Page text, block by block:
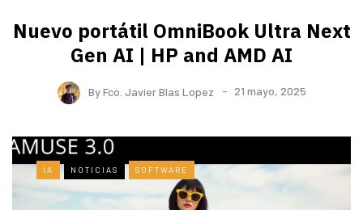
Nuevo portátil OmniBook Ultra ​Next
Gen AI | HP and AMD AI
ByFco. Javier Blas Lopez 21 mayo, 2025
IA NOTICIAS SOFTWARE